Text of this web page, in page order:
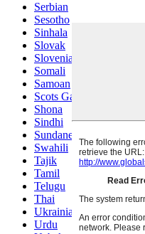
Serbian
Sesotho
Sinhala
Slovak
Slovenian
Somali
Samoan
Scots Gaelic
Shona
Sindhi
Sundanese
Swahili
Tajik
Tamil
Telugu
Thai
Ukrainian
Urdu